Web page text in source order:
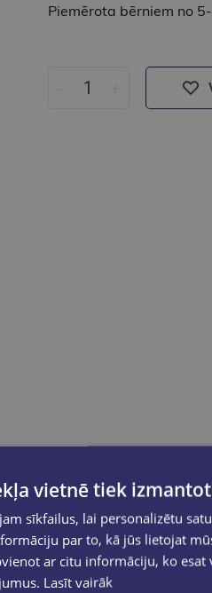
Piemērota bērniem no
vietnē tiek
sīkfailus, lai personalizētu
par to, kā jūs lietojat
ar citu informāciju, ko
Lasīt vairāk